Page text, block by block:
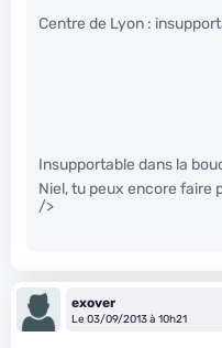
Centre de Lyon :
Insupportable dans la
Niel, tu peux encore faire
/>
exover
Le 03/09/2013 à 10h21